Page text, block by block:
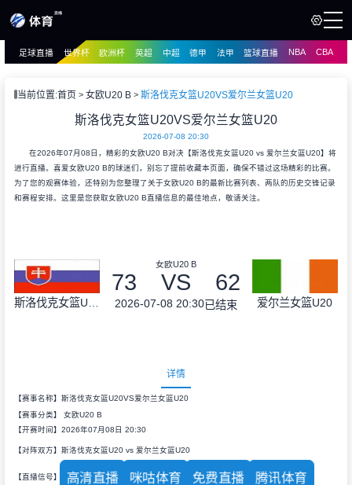
播
足球直播 世界杯 欧洲杯 英超 中超 德甲 法甲 篮球直播 NBA CBA
当前位置:首页 女欧U20 B 斯洛伐克女篮U20VS爱尔兰女篮U20
斯洛伐克女篮U20VS爱尔兰女篮U20
2026-07-08 20:30
在2026年07月08日，精彩的女欧U20 B对决【斯洛伐克女篮U20 vs 爱尔兰女篮U20】将
进行直播。喜爱女欧U20 B的球迷们，别忘了提前收藏本页面，确保不错过这场精彩的比赛。
为了您的观赛体验，还特别为您整理了关于女欧U20 B的最新比赛列表、两队的历史交锋记录
和赛程安排。这里是您获取女欧U20 B直播信息的最佳地点，敬请关注。
斯洛伐克女篮U20
女欧U20 B
73 VS 62
2026-07-08 20:30已结束 爱尔兰女篮U20
详情
【赛事名称】斯洛伐克女篮U20VS爱尔兰女篮U20
【赛事分类】 女欧U20 B
【开赛时间】2026年07月08日 20:30
【对阵双方】斯洛伐克女篮U20 vs 爱尔兰女篮U20
【直播信号】 高清直播 咪咕体育 免费直播 腾讯体育